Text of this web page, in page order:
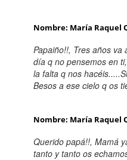
Nombre: María Raquel
Papaiño!!, Tres años
día q no pensemos en
la falta q nos
Besos a ese cielo q os
Nombre: María Raquel
Querido papá!!, Mamá
tanto y tanto os